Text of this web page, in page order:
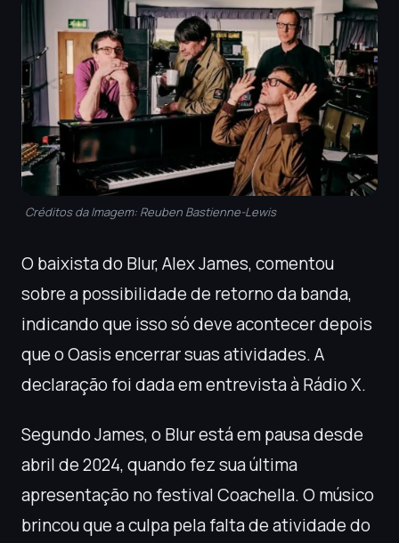
Créditos da Imagem: Reuben Bastienne-Lewis
O baixista do Blur, Alex James, comentou
sobre a possibilidade de retorno da banda,
indicando que isso só deve acontecer depois
que o Oasis encerrar suas atividades. A
declaração foi dada em entrevista à Rádio X.
Segundo James, o Blur está em pausa desde
abril de 2024, quando fez sua última
apresentação no festival Coachella. O músico
brincou que a culpa pela falta de atividade do